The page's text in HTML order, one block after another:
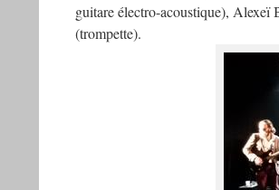
guitare électro-acoustique), Alexeï
(trompette).